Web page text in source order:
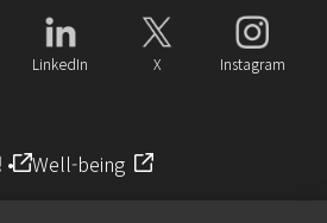
LinkedIn X Instagram
Well-being